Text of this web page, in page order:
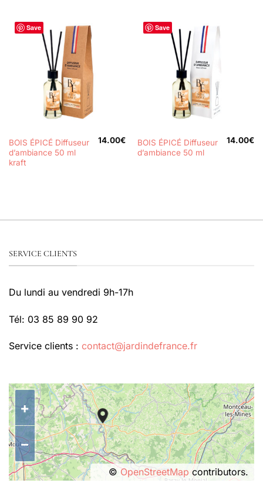
Save
BOIS ÉPICÉ Diffuseur
d’ambiance 50 ml
kraft
14.00€
Save
BOIS ÉPICÉ Diffuseur
d’ambiance 50 ml
14.00€
SERVICE CLIENTS
Du lundi au vendredi 9h-17h
Tél: 03 85 89 90 92
Service clients : contact@jardindefrance.fr
+
−
© OpenStreetMapcontributors.